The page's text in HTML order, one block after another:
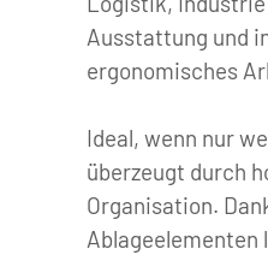
Ausstattung und
ergonomisches
Ideal, wenn nur
überzeugt durch
Organisation.
Ablageelementen